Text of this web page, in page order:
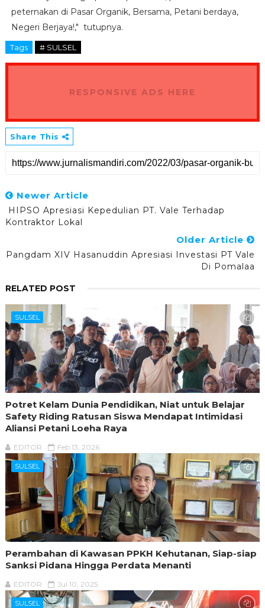
peternakan di Pasar Organik, Bersama, Petani berdaya,
Negeri Berjaya!," tutupnya.
Tags # SULSEL
RESPONSIVE ADS HERE
Share This
Newer Article
HIPSO Apresiasi Kepedulian PT. Vale Terhadap
Kontraktor Lokal
Older Article
Pangdam XIV Hasanuddin Apresiasi Investasi PT Vale
Di Pomalaa
RELATED POST
SULSEL
Potret Kelam Dunia Pendidikan, Niat untuk Belajar
Safety Riding Ratusan Siswa Mendapat Intimidasi
Aliansi Petani Loeha Raya
EDITOR Feb 13, 2026
SULSEL
Perambahan di Kawasan PPKH Kehutanan, Siap-siap
Sanksi Pidana Hingga Perdata Menanti
EDITOR Jul 10, 2025
SULSEL